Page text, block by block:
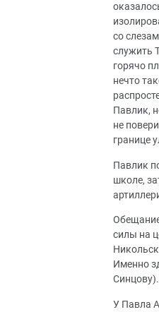
со
служить
горячо
нечто
Павлик,
не
границе
Павлик
школе,
силы на
Именно
У Павла